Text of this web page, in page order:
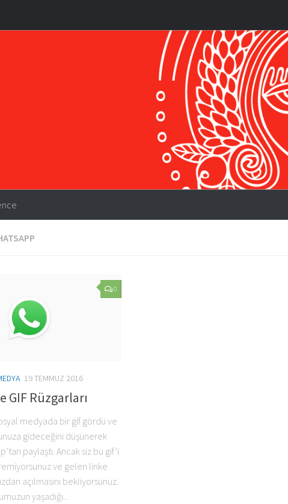
0
19 TEMMUZ 2016
GIF Rüzgarları
medyada bir gif gördü ve
gideceğini düşünerek
paylaştı. Ancak siz bu gif’i
ve gelen linke
açılmasını bekliyorsunuz.
yaşadığı...